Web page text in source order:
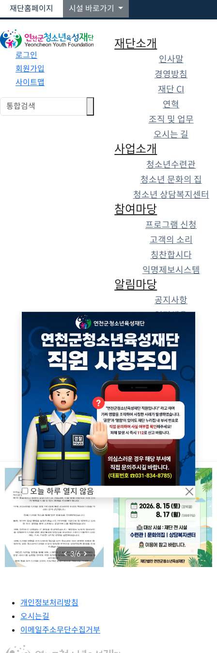
재단홈페이지 시설 바로가기
로그인
회원가입
사이트맵
재단소개
인사말
경영방침
재단 CI
연혁
조직 및 업무
오시는 길
사업소개
청소년수련관
청소년 문화의 집
청소년 상담복지센터
참여마당
프로그램 신청
고객의 소리
칭찬합시다
익명제보시스템
알림마당
공지사항
열린채용
경영공시
계약/입찰
열린경영
윤리경영
인권경영
안전경영
적극행정
오늘 하루 열지 않음
상담복지센터
(학교밖지원센터)
오시는길
공지사항 열린채용 계약/입찰 보도자료
수련관
[교육발전특구] 2026년 청소년진로체험프로그램 방학특강 참가 청소년 모집
2026년 청소년진로체험프로그램 방학특강 참가
청소년을 아래와 같이 모집합니다.하단 포스터 참
고하시어 많은 신청 부탁드립니다.감사합니다.▶
모집링크:
https://forms.gle/K8mjqtgD6tyFBLMJ6▶모
집기간: 2026. 7. 10.(금) 09:00 ~ 7. 20.(월)
18:00
2026.07.08
2026년 연천군 청소년 동아리활동 지원사업 추가모집 심사 결과 2026.06.24
2026년 연천군 청소년종합예술제[예선] 수상자 안내(문예 부문) 2026.06.19
수련관 연천 생태환경 지킴이 "DMZ 에코 히어로즈" 참가 초등학생 추가 모집! 2026.06.15
수련관 2026년 연천군 청소년 동아리활동 지원사업 동아리 추가 모집 공고 2026.06.15
3/6
개인정보처리방침
오시는길
이메일주소무단수집거부